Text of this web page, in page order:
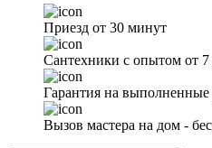
Приезд от 30 минут
Сантехники с опытом от 7
Гарантия на выполненные
Вызов мастера на дом -